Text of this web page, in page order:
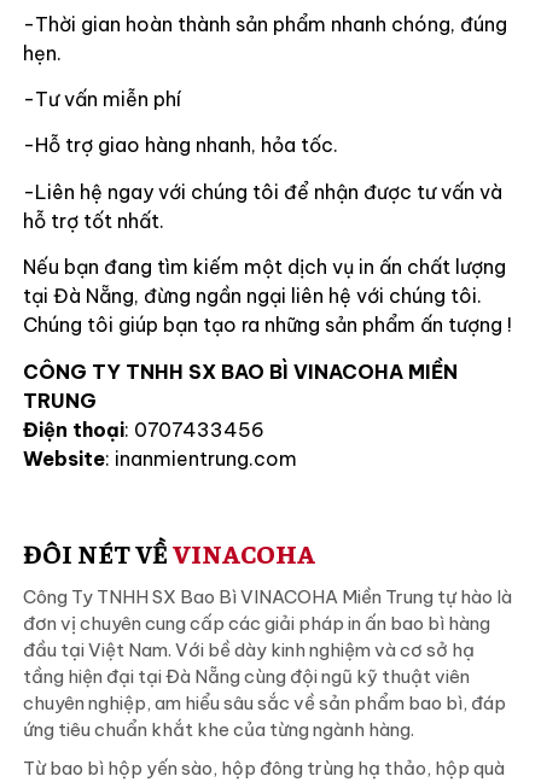
-Thời gian hoàn thành sản phẩm nhanh chóng, đúng
hẹn.
-Tư vấn miễn phí
-Hỗ trợ giao hàng nhanh, hỏa tốc.
-Liên hệ ngay với chúng tôi để nhận được tư vấn và
hỗ trợ tốt nhất.
Nếu bạn đang tìm kiếm một dịch vụ in ấn chất lượng
tại Đà Nẵng, đừng ngần ngại liên hệ với chúng tôi.
Chúng tôi giúp bạn tạo ra những sản phẩm ấn tượng !
CÔNG TY TNHH SX BAO BÌ VINACOHA MIỀN
TRUNG
Điện thoại: 0707433456
Website: inanmientrung.com
ĐÔI NÉT VỀVINACOHA
Công Ty TNHH SX Bao Bì VINACOHA Miền Trung tự hào là
đơn vị chuyên cung cấp các giải pháp in ấn bao bì hàng
đầu tại Việt Nam. Với bề dày kinh nghiệm và cơ sở hạ
tầng hiện đại tại Đà Nẵng cùng đội ngũ kỹ thuật viên
chuyên nghiệp, am hiểu sâu sắc về sản phẩm bao bì, đáp
ứng tiêu chuẩn khắt khe của từng ngành hàng.
Từ bao bì hộp yến sào, hộp đông trùng hạ thảo, hộp quà